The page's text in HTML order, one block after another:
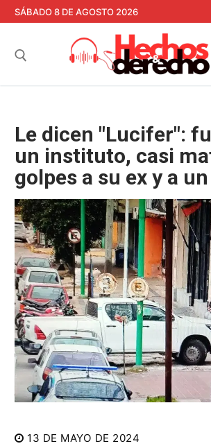
contenido
SÁBADO 8 DE AGOSTO 2026
Le dicen "Lucifer":
un instituto, casi
golpes a su ex y a
13 DE MAYO DE 2024